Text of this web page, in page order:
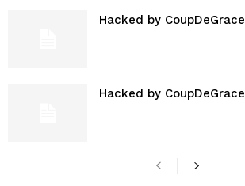
Hacked by CoupDeGrace
Hacked by CoupDeGrace